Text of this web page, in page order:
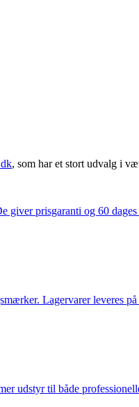
, som har et stort udvalg i
prisgaranti og 60
Lagervarer leveres
udstyr til både